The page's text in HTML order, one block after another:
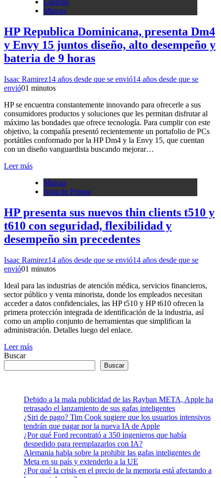
Laptops
Marcas
HP Republica Dominicana, presenta Dm4
y Envy 15 juntos diseño, alto desempeño y
bateria de 9 horas
Isaac Ramirez14 años desde que se envió14 años desde que se
envió01 minutos
HP se encuentra constantemente innovando para ofrecerle a sus
consumidores productos y soluciones que les permitan disfrutar al
máximo las bondades que ofrece tecnología. Para cumplir con este
objetivo, la compañía presentó recientemente un portafolio de PCs
portátiles conformado por la HP Dm4 y la Envy 15, que cuentan
con un diseño vanguardista buscando mejorar…
Leer más
Marcas
Nota de Prensa
HP presenta sus nuevos thin clients t510 y
t610 con seguridad, flexibilidad y
desempeño sin precedentes
Isaac Ramirez14 años desde que se envió14 años desde que se
envió01 minutos
Ideal para las industrias de atención médica, servicios financieros,
sector público y venta minorista, donde los empleados necesitan
acceder a datos confidenciales, las HP t510 y HP t610 ofrecen la
primera protección integrada de identificación de la industria, así
como un amplio conjunto de herramientas que simplifican la
administración. Detalles luego del enlace.
Leer más
Buscar
Buscar
Debido a la mala publicidad de las Rayban META, Apple ha
retrasado el lanzamiento de sus gafas inteligentes
¿Siri de pago? Tim Cook sugiere que los usuarios intensivos
tendrán que pagar por la nueva IA de Apple
¿Por qué Ford recontrató a 350 ingenieros que había
despedido para reemplazarlos con IA?
Alemania habla sobre la prohibir las gafas inteligentes de
Meta en su país y extenderlo a la UE
¿Por qué la crisis en el precio de la memoria está afectando a